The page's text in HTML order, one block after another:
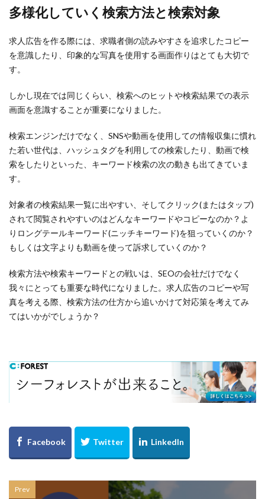
多様化していく検索方法と検索対象
求人広告を作る際には、求職者側の読みやすさを追求したコピー
を意識したり、印象的な写真を使用する画面作りはとても大切で
す。
しかし現在では同じくらい、検索へのヒットや検索結果での表示
画面を意識することが重要になりました。
検索エンジンだけでなく、SNSや動画を使用しての情報収集に慣れ
た若い世代は、ハッシュタグを利用しての検索したり、動画で検
索をしたりといった、キーワード検索の次の動きも出てきていま
す。
対象者の検索結果一覧に出やすい、そしてクリック(またはタップ)
されて閲覧されやすいのはどんなキーワードやコピーなのか？よ
りロングテールキーワード(ニッチキーワード)を狙っていくのか？
もしくは文字よりも動画を使って訴求していくのか？
検索方法や検索キーワードとの戦いは、SEOの会社だけでなく
我々にとっても重要な時代になりました。求人広告のコピーや写
真を考える際、検索方法の仕方から追いかけて対応策を考えてみ
てはいかがでしょうか？
Prev